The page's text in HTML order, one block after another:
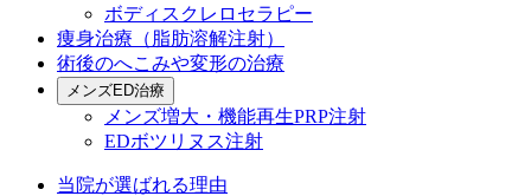
ボディスクレロセラピー
痩身治療（脂肪溶解注射）
術後のへこみや変形の治療
メンズED治療
メンズ増大・機能再生PRP注射
EDボツリヌス注射
当院が選ばれる理由